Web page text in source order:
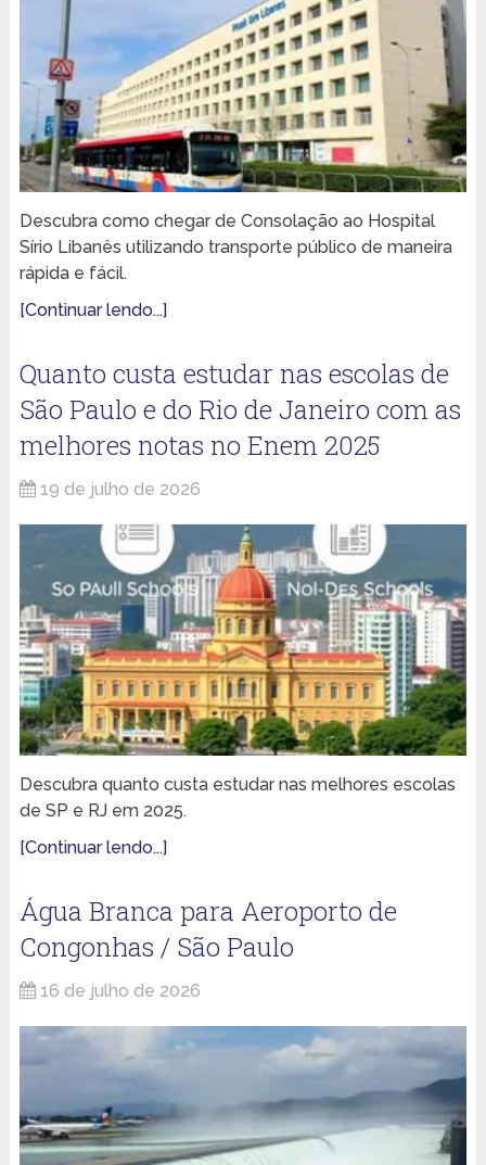
Descubra como chegar de Consolação ao Hospital
Sírio Libanês utilizando transporte público de maneira
rápida e fácil.
[Continuar lendo...]
Quanto custa estudar nas escolas de
São Paulo e do Rio de Janeiro com as
melhores notas no Enem 2025
19 de julho de 2026
Descubra quanto custa estudar nas melhores escolas
de SP e RJ em 2025.
[Continuar lendo...]
Água Branca para Aeroporto de
Congonhas / São Paulo
16 de julho de 2026